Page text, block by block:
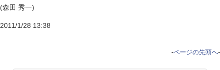
(森田 秀一)
2011/1/28 13:38
-ページの先頭へ-